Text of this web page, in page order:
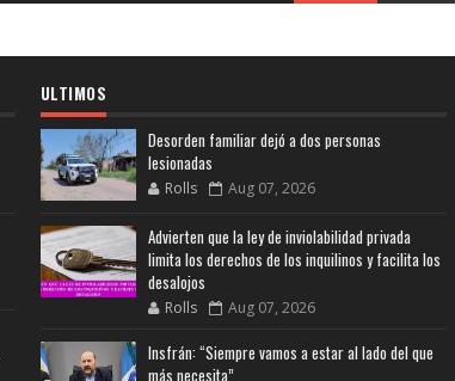
ULTIMOS
Desorden familiar dejó a dos personas
lesionadas
Rolls Aug 07, 2026
Advierten que la ley de inviolabilidad privada
limita los derechos de los inquilinos y facilita los
desalojos
Rolls Aug 07, 2026
Insfrán: “Siempre vamos a estar al lado del que
más necesita”